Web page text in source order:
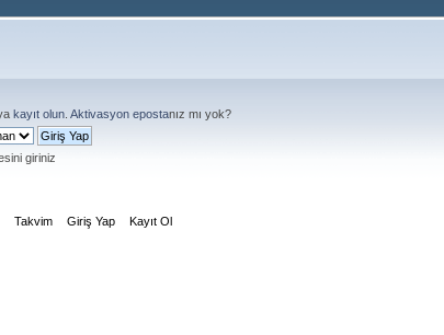
kayıt olun Aktivasyon epostanız mı yok?
giriniz
Takvim Giriş Yap Kayıt Ol